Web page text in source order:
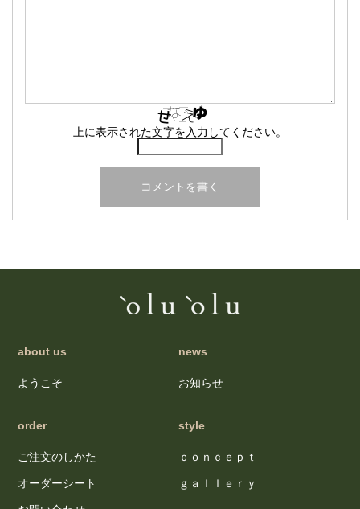
上に表示された文字を入力してください。
about us
ようこそ
news
お知らせ
order
ご注文のしかた
オーダーシート
style
ｃｏｎｃｅｐｔ
ｇａｌｌｅｒｙ